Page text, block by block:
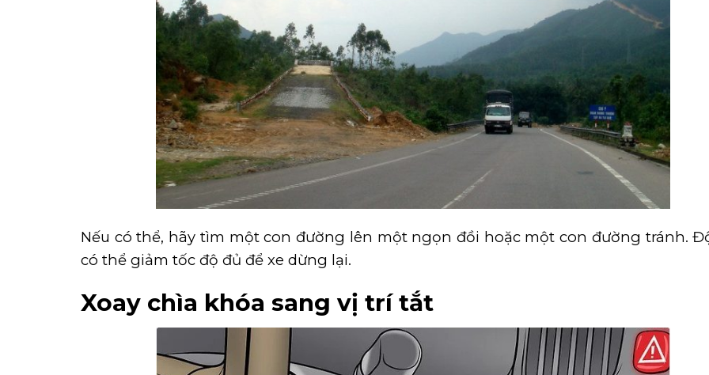
Nếu có thể, hãy tìm một con đường lên một ngọn đồi hoặc một con đường tránh.
có thể giảm tốc độ đủ để xe dừng lại.
Xoay chìa khóa sang vị trí tắt